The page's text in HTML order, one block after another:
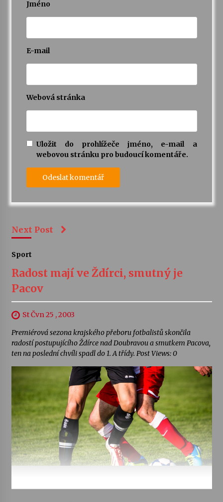
Jméno
E-mail
Webová stránka
Uložit do prohlížeče jméno, e-mail a
webovou stránku pro budoucí komentáře.
Next Post
Sport
Radost mají ve Ždírci, smutný je
Pacov
St Čvn 25 , 2003
Premiérová sezona krajského přeboru fotbalistů skončila
radostí postupujícího Ždírce nad Doubravou a smutkem Pacova,
ten na poslední chvíli spadl do 1. A třídy. Post Views: 0